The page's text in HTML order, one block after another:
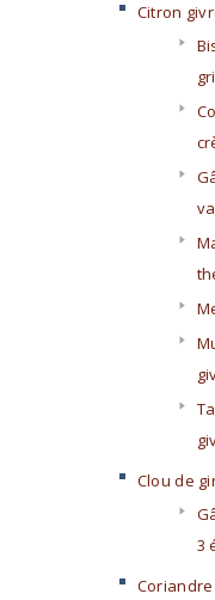
Citron
Clou de
3
Coriandre